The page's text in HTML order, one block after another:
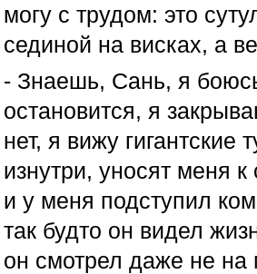
могу с трудом: это
сединой на висках, а
- Знаешь, Сань, я
остановится, я
нет, я вижу
изнутри, уносят меня
и у меня подступил
так будто он видел
он смотрел даже не на